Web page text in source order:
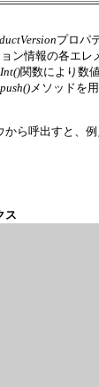
プロパ
ン情報の各エレ
関数により数
メソッドを
ら呼出すと、
ス